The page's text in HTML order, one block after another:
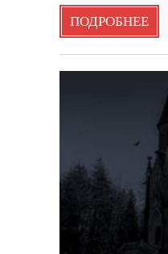
ПОДРОБНЕЕ